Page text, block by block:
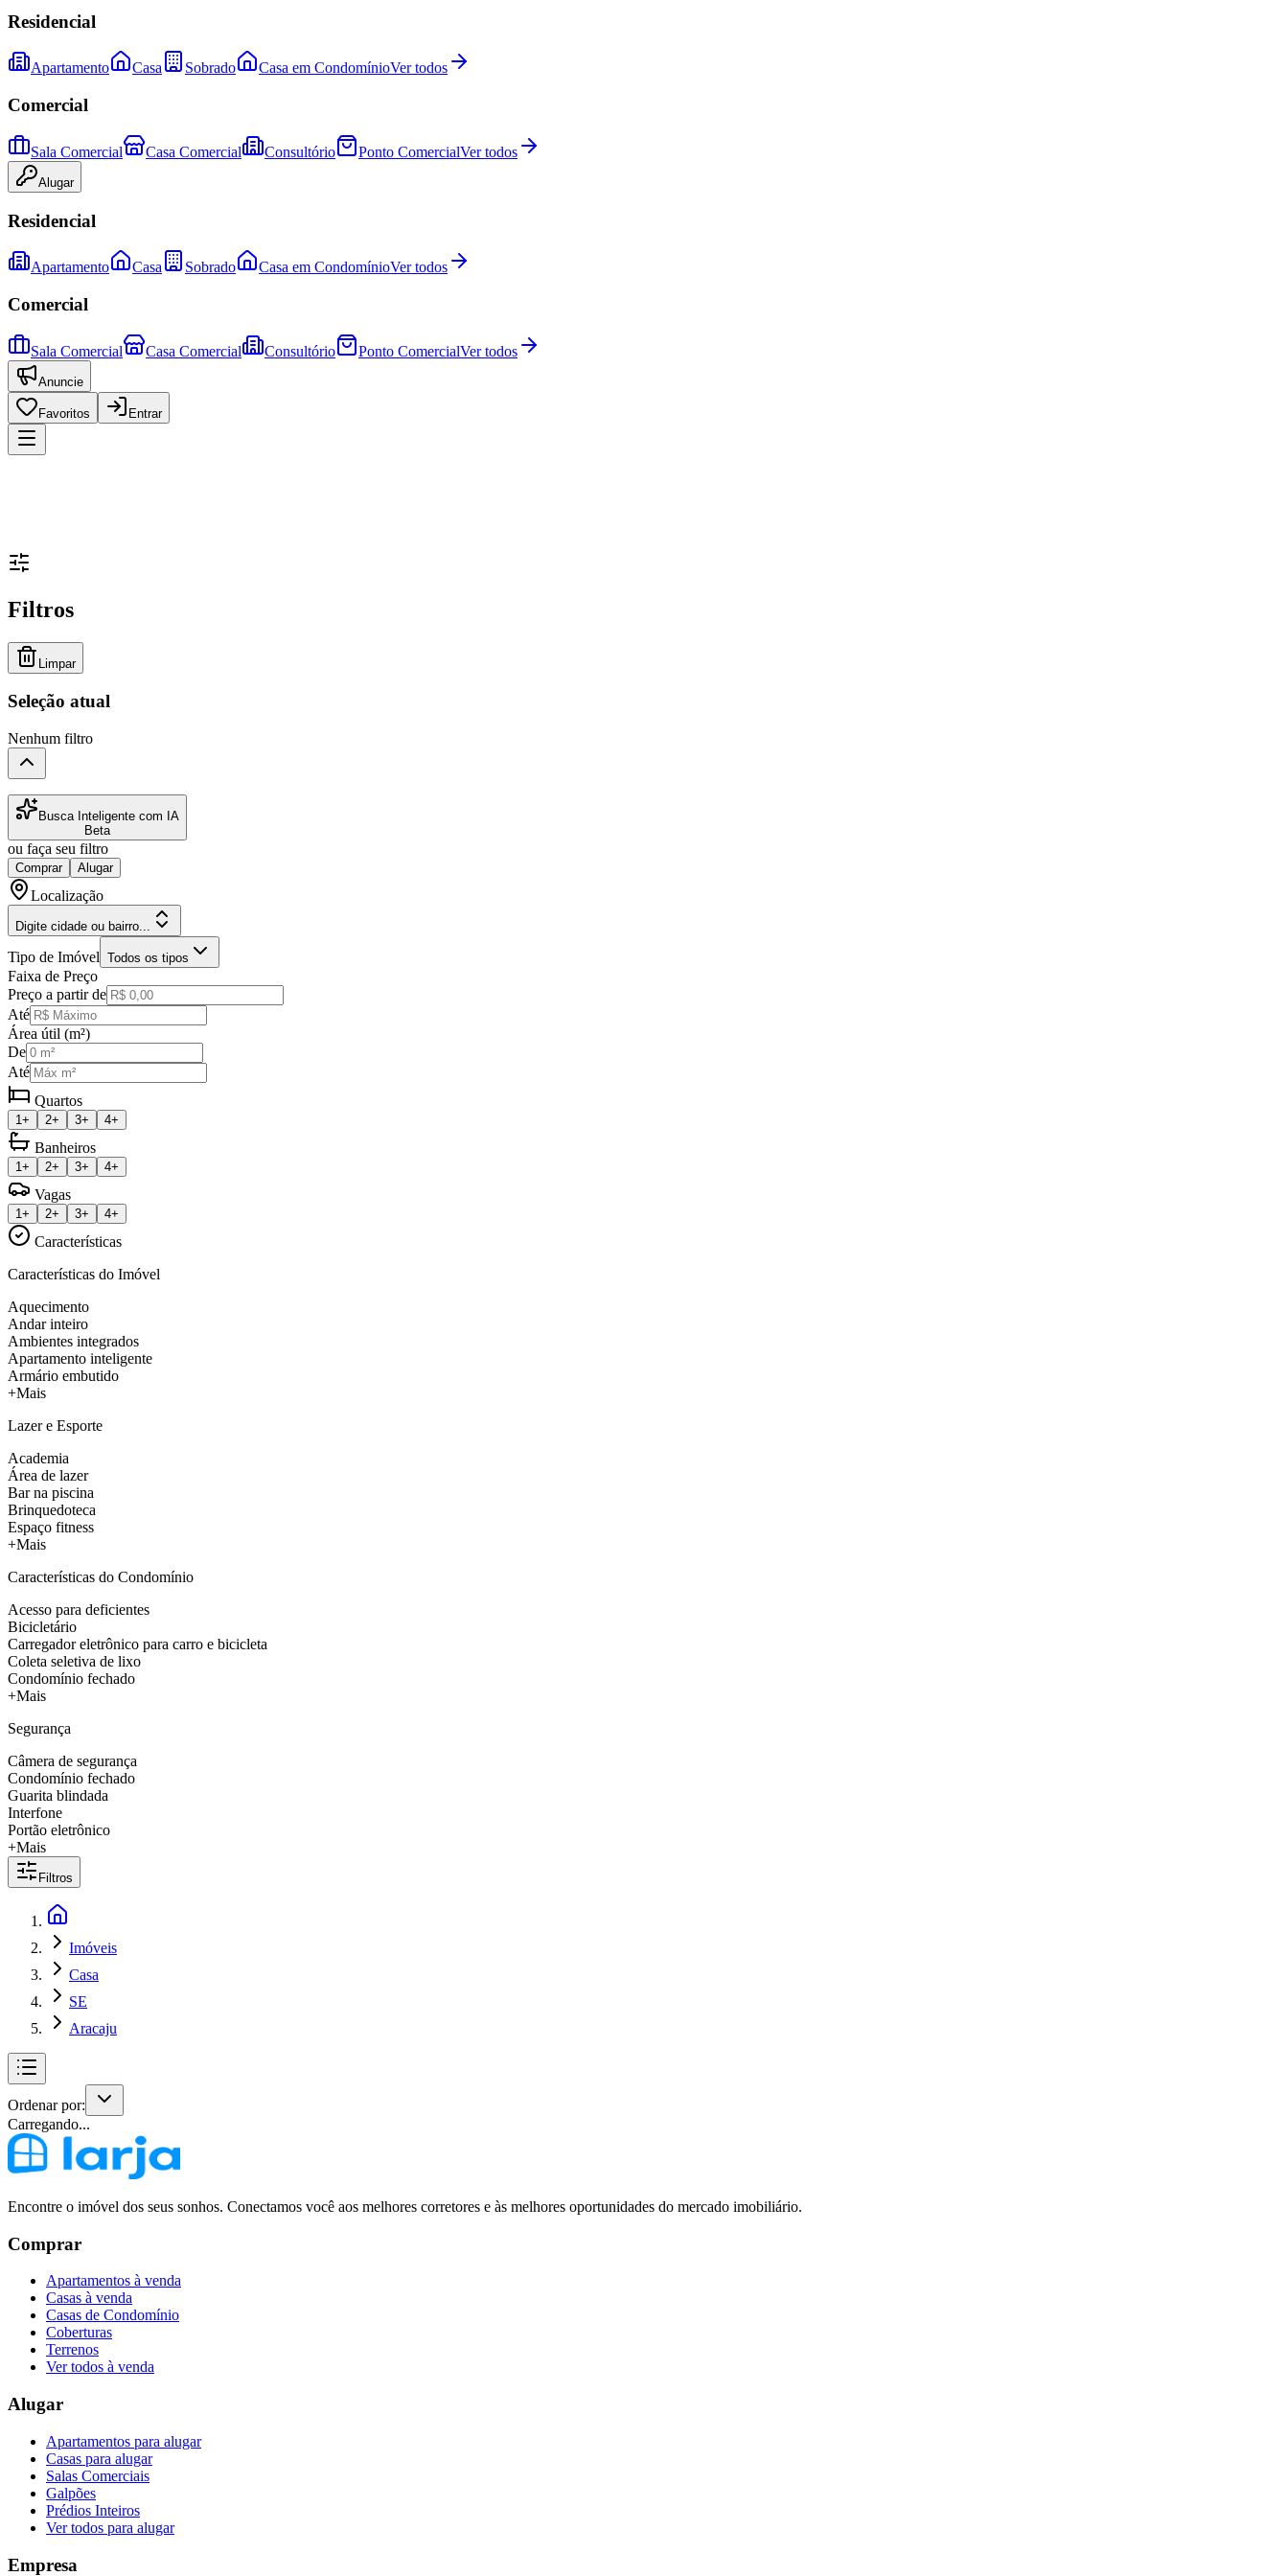
Residencial
Apartamento Casa Sobrado Casa em CondomínioVer todos
Comercial
Sala Comercial Casa Comercial Consultório Ponto ComercialVer todos
Alugar
Residencial
Apartamento Casa Sobrado Casa em CondomínioVer todos
Comercial
Sala Comercial Casa Comercial Consultório Ponto ComercialVer todos
Anuncie
Favoritos Entrar
Filtros
Limpar
Seleção atual
Nenhum filtro
Busca Inteligente com IA
Beta
ou faça seu filtro
Comprar Alugar
Localização
Digite cidade ou bairro...
Tipo de Imóvel Todos os tipos
Faixa de Preço
Preço a partir de
Até
Área útil (m²)
De
Até
Quartos
1+ 2+ 3+ 4+
Banheiros
1+ 2+ 3+ 4+
Vagas
1+ 2+ 3+ 4+
Características
Características do Imóvel
Aquecimento
Andar inteiro
Ambientes integrados
Apartamento inteligente
Armário embutido
+Mais
Lazer e Esporte
Academia
Área de lazer
Bar na piscina
Brinquedoteca
Espaço fitness
+Mais
Características do Condomínio
Acesso para deficientes
Bicicletário
Carregador eletrônico para carro e bicicleta
Coleta seletiva de lixo
Condomínio fechado
+Mais
Segurança
Câmera de segurança
Condomínio fechado
Guarita blindada
Interfone
Portão eletrônico
+Mais
Filtros
Imóveis
Casa
SE
Aracaju
Ordenar por:
Carregando...
Encontre o imóvel dos seus sonhos. Conectamos você aos melhores corretores e às melhores oportunidades do mercado imobiliário.
Comprar
Apartamentos à venda
Casas à venda
Casas de Condomínio
Coberturas
Terrenos
Ver todos à venda
Alugar
Apartamentos para alugar
Casas para alugar
Salas Comerciais
Galpões
Prédios Inteiros
Ver todos para alugar
Empresa